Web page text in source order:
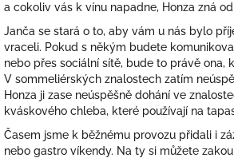
a cokoliv vás k vínu napadne, Honza zná
Janča se stará o to, aby vám u nás bylo
vraceli. Pokud s někým budete
nebo přes sociální sítě, bude to právě ona,
V sommeliérských znalostech zatím
Honza ji zase neúspěšně dohání ve
kváskového chleba, které používají na
Časem jsme k běžnému provozu přidali i
nebo gastro víkendy. Na ty si můžete